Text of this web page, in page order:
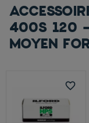
400S 120
MOYEN
favorite_border